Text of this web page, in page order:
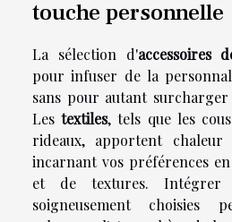
touche personnelle
La sélection d'accessoires
pour infuser de la
sans pour autant
Lestextiles, tels que les
rideaux, apportent
incarnant vos préférences
et de textures. Intégrer
soigneusement choisies